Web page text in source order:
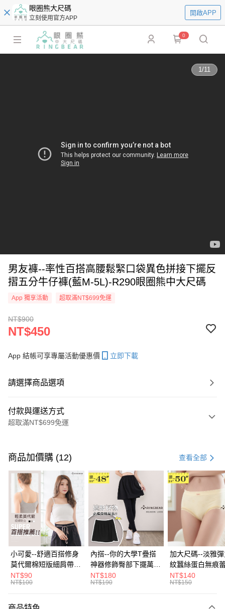
眼圈熊大尺碼
立刻使用官方APP
開啟APP
0
1/11
男友褲--率性百搭高腰鬆緊口袋異色拼接下擺反
摺五分牛仔褲(藍M-5L)-R290眼圈熊中大尺碼
App 獨享活動 超取滿NT$699免運
NT$900
NT$450
App 結帳可享專屬活動優惠價 立即下載
請選擇商品選項
付款與運送方式
超取滿NT$699免運
信用卡一次付款
超商取貨付款
LINE Pay
Apple Pay
街口支付
悠遊付
Google Pay
全盈+PAY
大哥付你分期
商品加價購 (12) 查看全部
小可愛--舒適百搭修身
莫代爾棉短版細肩帶素
色背心(白.黑.灰L-2L)-
U582眼圈熊中大尺碼
NT$90
NT$100
內搭--你的大學T疊搭
神器修飾臀部下擺萬用
內搭裙/遮臀裙(黑2L-
6L)-Q155眼圈熊中大
NT$180
NT$190
加大尺碼--淡雅
紋蠶絲蛋白無痕
角內褲(白.粉.藍.
3L)-L28眼圈熊中
NT$140
NT$150